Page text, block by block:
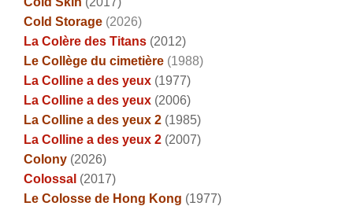
Cold Storage (2026)
La Colère des Titans (2012)
Le Collège du cimetière (1988)
La Colline a des yeux (1977)
La Colline a des yeux (2006)
La Colline a des yeux 2 (1985)
La Colline a des yeux 2 (2007)
Colony (2026)
Colossal (2017)
Le Colosse de Hong Kong (1977)